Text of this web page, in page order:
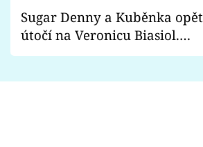
Sugar Denny a Kuběnka opět
útočí na Veronicu Biasiol.
Proč je podle nich falešná a